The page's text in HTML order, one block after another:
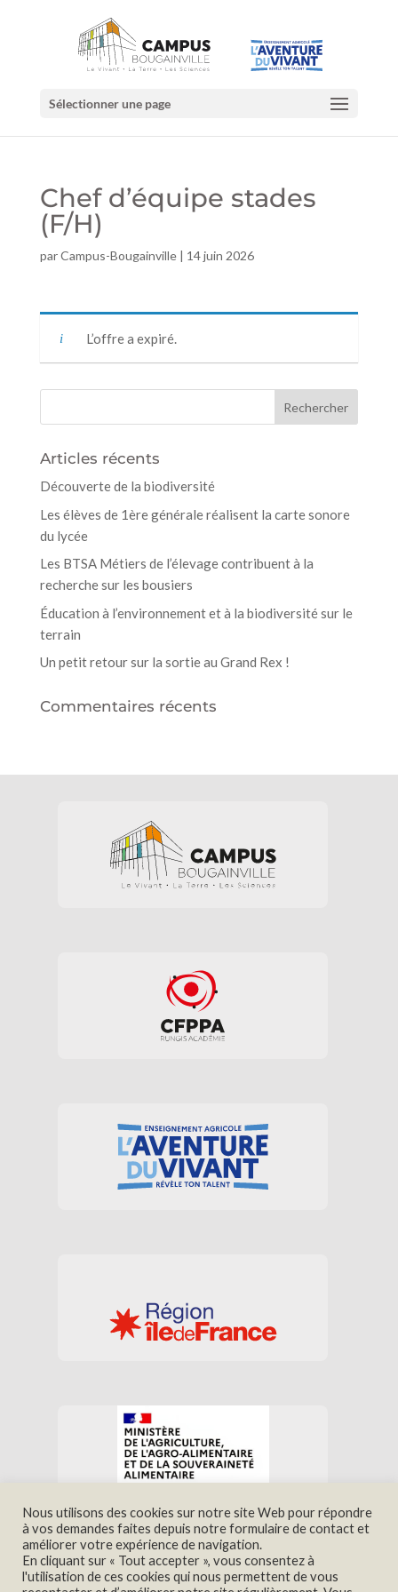
Sélectionner une page
Chef d’équipe stades
(F/H)
parCampus-Bougainville| 14 juin 2026
L’offre a expiré.
Articles récents
Découverte de la biodiversité
Les élèves de 1ère générale réalisent la carte sonore
du lycée
Les BTSA Métiers de l’élevage contribuent à la
recherche sur les bousiers
Éducation à l’environnement et à la biodiversité sur le
terrain
Un petit retour sur la sortie au Grand Rex !
Commentaires récents
Nous trouver
Contact
Nous utilisons des cookies sur notre site Web pour répondre
à vos demandes faites depuis notre formulaire de contact et
améliorer votre expérience de navigation.
En cliquant sur « Tout accepter », vous consentez à
l'utilisation de ces cookies qui nous permettent de vous